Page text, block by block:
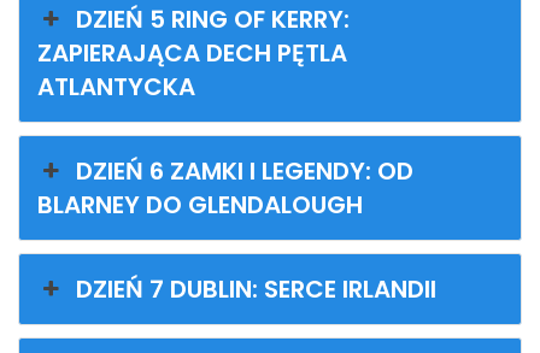
DZIEŃ 5 RING OF KERRY:
ZAPIERAJĄCA DECH PĘTLA
ATLANTYCKA
DZIEŃ 6 ZAMKI I LEGENDY: OD
BLARNEY DO GLENDALOUGH
DZIEŃ 7 DUBLIN: SERCE IRLANDII